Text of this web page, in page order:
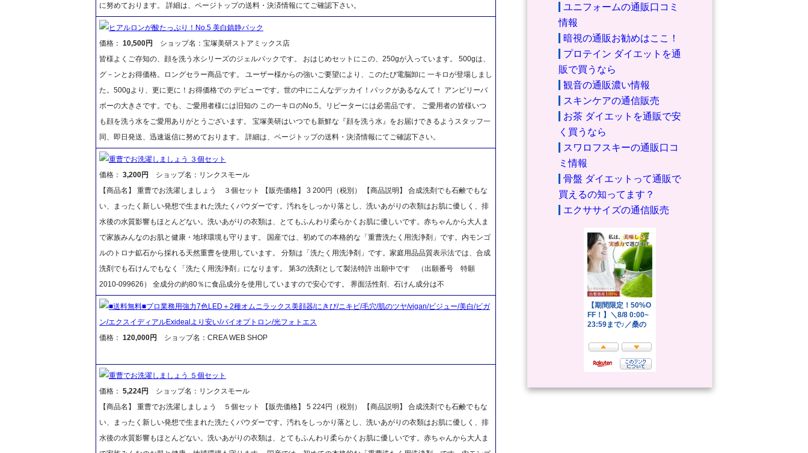
に努めております。 詳細は、ページトップの送料・決済情報にてご確認下さい。
ヒアルロンが酸たっぷり！No.5 美白鎮静パック
価格： 10,500円
ショップ名：宝塚美研ストアミックス店
皆様よくご存知の、顔を洗う水シリーズのジェルパックです。 おはじめセットにこの、250gが入っています。 500gは、
グ－ンとお得価格。ロングセラー商品です。 ユーザー様からの強いご要望により、このたび電脳卸に 一キロが登場しまし
た。500gより、更に更に！お得価格での デビューです。世の中にこんなデッカイ！パックがあるなんて！ アンビリーバ
ボーの大きさです。でも、ご愛用者様には旧知の この一キロのNo.5。リピーターには必需品です。 ご愛用者の皆様いつ
も顔を洗う水をご愛用ありがとうございます。 宝塚美研はいつでも新鮮な『顔を洗う水』をお届けできるようスタッフ一
同、即日発送、迅速返信に努めております。 詳細は、ページトップの送料・決済情報にてご確認下さい。
重曹でお洗濯しましょう ３個セット
価格： 3,200円
ショップ名：リンクスモール
【商品名】 重曹でお洗濯しましょう ３個セット 【販売価格】 3 200円（税別） 【商品説明】 合成洗剤でも石鹸でもな
い、まったく新しい発想で生まれた洗たくパウダーです。汚れをしっかり落とし、洗いあがりの衣類はお肌に優しく、排
水後の水質影響もほとんどない。洗いあがりの衣類は、とてもふんわり柔らかくお肌に優しいです。赤ちゃんから大人ま
で家族みんなのお肌と健康・地球環境も守ります。 国産では、初めての本格的な「重曹洗たく用洗浄剤」です。内モンゴ
ルのトロナ鉱石から採れる天然重曹を使用しています。 分類は「洗たく用洗浄剤」です。家庭用品品質表示法では、合成
洗剤でも石けんでもなく「洗たく用洗浄剤」になります。 第3の洗剤として製法特許 出願中です （出願番号 特願
2010-099626） 全成分の約80％に食品成分を使用していますので安心です。 界面活性剤、石けん成分は不
■送料無料■プロ業務用強力7色LED＋2種オムニラックス美顔器/にきび/ニキビ/毛穴/肌のツヤ/vigan/ビジュー/美白/ビガ
ン/エクスイディアルExidealより安い/バイオプトロン/光フォトエス
価格： 120,000円 ショップ名：CREA WEB SHOP
重曹でお洗濯しましょう ５個セット
価格： 5,224円
ショップ名：リンクスモール
【商品名】 重曹でお洗濯しましょう ５個セット 【販売価格】 5 224円（税別） 【商品説明】 合成洗剤でも石鹸でもな
い、まったく新しい発想で生まれた洗たくパウダーです。汚れをしっかり落とし、洗いあがりの衣類はお肌に優しく、排
水後の水質影響もほとんどない。洗いあがりの衣類は、とてもふんわり柔らかくお肌に優しいです。赤ちゃんから大人ま
ユニフォームの通販口コミ
情報
暗視の通販お勧めはここ！
プロテイン ダイエットを通
販で買うなら
観音の通販濃い情報
スキンケアの通信販売
お茶 ダイエットを通販で安
く買うなら
スワロフスキーの通販口コ
ミ情報
骨盤 ダイエットって通販で
買えるの知ってます？
エクササイズの通信販売